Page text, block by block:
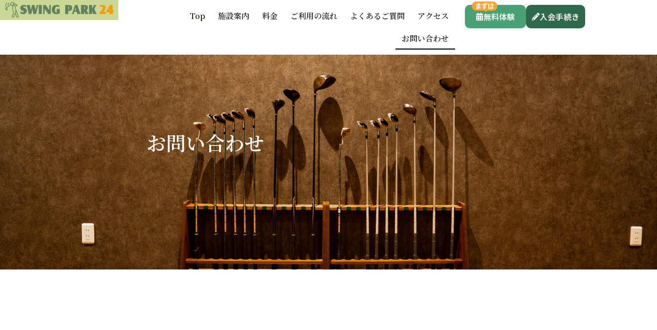
24時間 無人インドア ゴルフ場
Top 施設案内 料金 ご利用の流れ よくあるご質問
アクセス
お問い合わせ
無料体験 入会手続き
お問い合わせ